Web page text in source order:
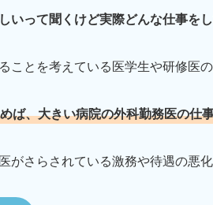
いって聞くけど実際どんな仕事を
ことを考えている医学生や研修医
ば、大きい病院の外科勤務医の仕
がさらされている激務や待遇の悪